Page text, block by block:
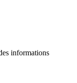
informations